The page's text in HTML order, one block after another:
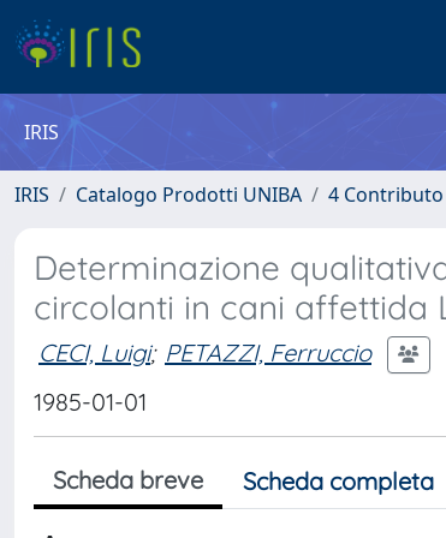
IRIS
IRIS Catalogo Prodotti UNIBA 4
Determinazione
circolanti in cani affettida
CECI, Luigi; PETAZZI, Ferruccio
1985-01-01
Scheda breve Scheda completa